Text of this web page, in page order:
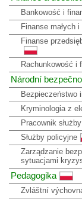
Bankowość i
Finanse małych
Finanse
Rachunkowość i
Národní
Bezpieczeństwo
Kryminologia z
Pracownik
Służby policyjne
Zarządzanie
sytuacjami
Pedagogika
Zvláštní